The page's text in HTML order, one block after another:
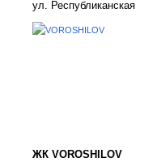
ул. Республиканская
ЖК VOROSHILOV